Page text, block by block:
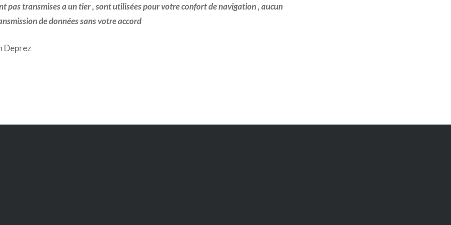
pas transmises a un tier , sont utilisées pour votre confort de navigation , aucun
de données sans votre accord
Deprez